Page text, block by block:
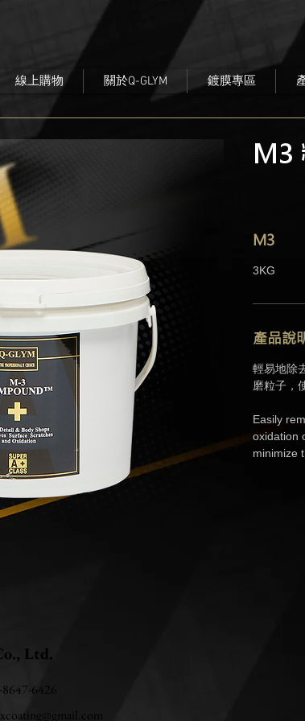
線上購物 關於Q-GLYM 鍍膜專區
M3
M3
3KG
產品說
輕易地除
磨粒子，
Easily
oxidation
minimize
Ltd.
6426